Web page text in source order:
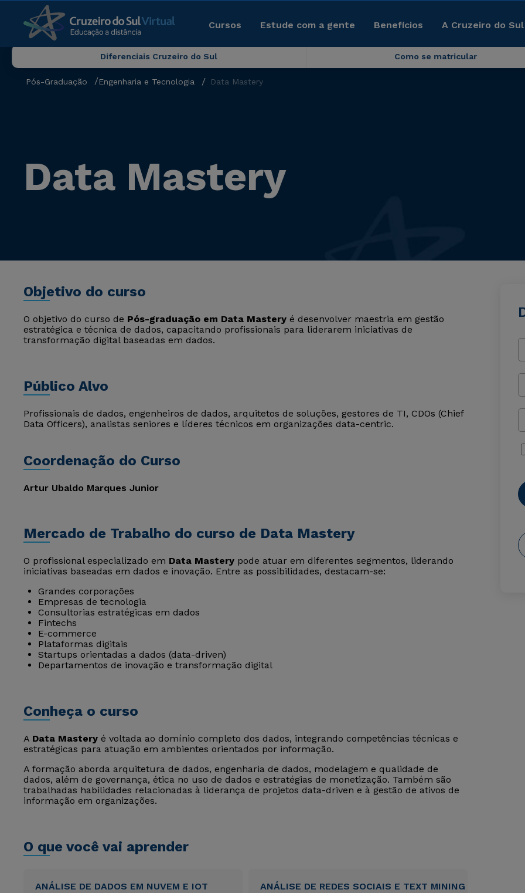
Cursos Estude com a gente Benefícios A Cruzeiro do
Diferenciais Cruzeiro do Sul Como se matricular
Pós-Graduação Engenharia e Tecnologia Data Mastery
Data Mastery
Objetivo do curso
O objetivo do curso de Pós-graduação em Data Mastery é desenvolver maestria em gestão
estratégica e técnica de dados, capacitando profissionais para liderarem iniciativas de
transformação digital baseadas em dados.
Público Alvo
Profissionais de dados, engenheiros de dados, arquitetos de soluções, gestores de TI, CDOs (Chief
Data Officers), analistas seniores e líderes técnicos em organizações data-centric.
Coordenação do Curso
Artur Ubaldo Marques Junior
Mercado de Trabalho do curso de Data Mastery
O profissional especializado em Data Mastery pode atuar em diferentes segmentos, liderando
iniciativas baseadas em dados e inovação. Entre as possibilidades, destacam-se:
Grandes corporações
Empresas de tecnologia
Consultorias estratégicas em dados
Fintechs
E-commerce
Plataformas digitais
Startups orientadas a dados (data-driven)
Departamentos de inovação e transformação digital
Conheça o curso
A Data Mastery é voltada ao domínio completo dos dados, integrando competências técnicas e
estratégicas para atuação em ambientes orientados por informação.
A formação aborda arquitetura de dados, engenharia de dados, modelagem e qualidade de
dados, além de governança, ética no uso de dados e estratégias de monetização. Também são
trabalhadas habilidades relacionadas à liderança de projetos data-driven e à gestão de ativos de
informação em organizações.
O que você vai aprender
ANÁLISE DE DADOS EM NUVEM E IOT ANÁLISE DE REDES SOCIAIS E TEXT MINING